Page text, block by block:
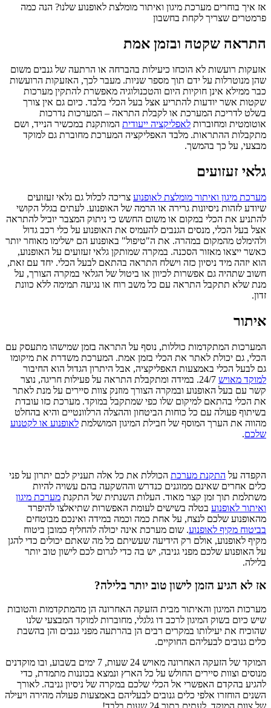
אז איך בוחרים מערכת מיגון ואיתור מומלצת לאופנוע שלנו? הנה כמה
פרמטרים שצריך לקחת בחשבון
התראה שקטה ובזמן אמת
אזעקות רועשות לא הוכחו כיעילות בהברחה או הרתעה של גנבים משום
שהן מנוטרלות על ידם תוך מספר שניות. מעבר לכך, האזעקות הרועשות
כבר ממילא אינן חוקיות היום והטכנולוגיה מאפשרת להתקין מערכות
שקטות אשר יודעות להתריע אצל בעל הכלי בלבד. כיום גם אין צורך
בשלט לדריכת המערכת או לקבלת התראה – המערכות נדרכות
אוטומטית ומחוברות לאפליקציה ייעודית המותקנת במכשיר הנייד, ושם
מתקבלות ההתראות. מלבד האפליקציה המערכת מחוברת גם למוקד
מבצעי, על כך בהמשך.
גלאי זעזועים
מערכת מיגון ואיתור מומלצת לאופנוע צריכה לכלול גם גלאי זעזועים
שיודע לזהות ניסיונות גרירה או הרמה של האופנוע. לעתים בגלל הקושי
להתניע את הכלי במקום או משום החשש כי ניתוק המצבר יוביל להתראה
אצל בעל הכלי, מנסים הגנבים להעמיס את האופנוע על כלי רכב גדול
ולהימלט מהמקום במהרה. את ה"טיפול" באופנוע הם ישלימו מאוחר יותר
כאשר ייצאו מאזור הסכנה. במקרה שמותקן גלאי זעזועים על האופנוע,
הוא יזהה מיד ניסיון כזה וישלח התראה בהתאם לבעל הכלי. יחד עם זאת,
חשוב שתהיה גם אפשרות לכיוון או ביטול של הגלאי במקרה הצורך, על
מנת שלא תתקבל התראה עם כל משב רוח או נגיעה תמימה ללא כוונת
זדון.
איתור
המערכות המתקדמות כוללות, נוסף על התראה בזמן שמישהו מתעסק עם
הכלי, גם יכולת לאתר את הכלי בזמן אמת. המערכת משדרת את מיקומו
גם לבעל הכלי באמצעות האפליקציה, אבל היתרון הגדול הוא החיבור
למוקד מאויש
24/7. במידה ומתקבלת התראה על פעילות חריגה, נוצר
קשר עם בעל האופנוע ובמקרה הצורך מוזנק צוות סיירים על מנת לאתר
את הכלי בהתאם למיקום שלו כפי שמתקבל במוקד. מערכת כזו עובדת
בשיתוף פעולה עם כל כוחות הביטחון וההצלה הרלוונטיים והיא בהחלט
מהווה את הערך המוסף של חבילת המיגון המושלמת לאופנוע או לקטנוע
שלכם.
הקפדה על התקנת מערכת הכוללת את כל אלה תעניק לכם יתרון על פני
כלים אחרים שאינם ממוגנים כנדרש וההשקעה בהם עשויה להיות
משתלמת תוך זמן קצר מאוד. העלות השנתית של התקנת מערכת מיגון
ואיתור לאופנוע בטלה בשישים לעומת האפשרות שתיאלצו להיפרד
מהאופנוע שלכם לנצח, על אחת כמה וכמה במידה ואינכם מבוטחים
בביטוח מקיף לאופנוע. שום מערכת אינה יכולה להחליף כמובן ביטוח
מקיף לאופנוע, אולם רק הידיעה שעשיתם כל מה שאתם יכולים כדי להגן
על האופנוע שלכם מפני גניבה, יש בה כדי לגרום לכם לישון טוב יותר
בלילה.
אז לא הגיע הזמן לישון טוב יותר בלילה?
מערכות המיגון והאיתור מבית הזעקה האחרונה הן מהמתקדמות והטובות
שיש כיום בשוק המיגון לרכב דו גלגלי, מחוברות למוקד המבצעי שלנו
שהוכיח את יעילותו במקרים רבים הן בהרתעה מפני גנבים והן בהשבת
כלים גנובים לבעליהם החוקיים.
המוקד של הזעקה האחרונה מאויש 24 שעות, 7 ימים בשבוע, ובו מוקדנים
מנוסים וצוות סיירים החולש על כל הארץ ונמצא בכוננות מתמדת, כדי
להגיע בהקדם האפשרי אל הכלי שלכם במקרה של ניסיון גניבה. לאורך
השנים הוחזרו אלפי כלים גנובים לבעליהם באמצעות פעולה מהירה ויעילה
של צוות המוקד, לעתים בתוך 24 שעות בלבד!